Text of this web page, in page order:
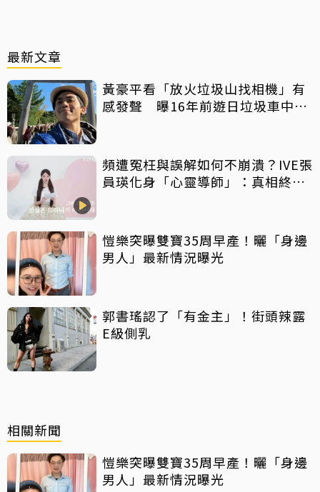
最新文章
黃豪平看「放火垃圾山找相機」有
感發聲 曝16年前遊日垃圾車中含
頻遭冤枉與誤解如何不崩潰？IVE張
員瑛化身「心靈導師」：真相終會
愷樂突曝雙寶35周早產！曬「身邊
男人」最新情況曝光
郭書瑤認了「有金主」！街頭辣露
E級側乳
相關新聞
愷樂突曝雙寶35周早產！曬「身邊
男人」最新情況曝光